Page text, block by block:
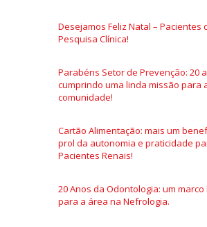
Desejamos Feliz Natal – Pacientes
Pesquisa Clínica!
Parabéns Setor de Prevenção: 20
cumprindo uma linda missão para
comunidade!
Cartão Alimentação: mais um
prol da autonomia e praticidade
Pacientes Renais!
20 Anos da Odontologia: um
para a área na Nefrologia.